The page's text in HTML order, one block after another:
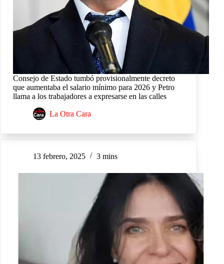
Consejo de Estado tumbó provisionalmente decreto
que aumentaba el salario mínimo para 2026 y Petro
llama a los trabajadores a expresarse en las calles
La Otra Cara
13 febrero, 2025 3 mins